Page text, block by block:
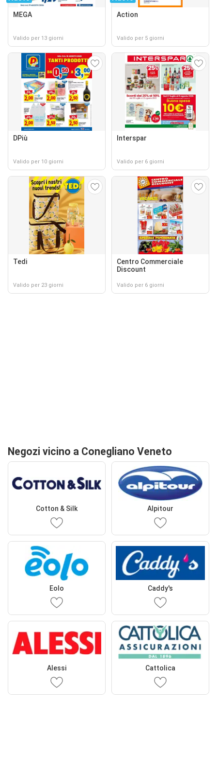
MEGA
Valido per 13 giorni
Action
Valido per 5 giorni
DPiù
Valido per 10 giorni
Interspar
Valido per 6 giorni
Tedi
Valido per 23 giorni
Centro Commerciale
Discount
Valido per 6 giorni
Negozi vicino a Conegliano Veneto
Cotton & Silk Alpitour
Eolo Caddy's
Alessi Cattolica